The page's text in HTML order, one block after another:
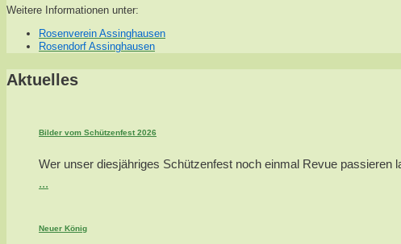
Weitere Informationen unter:
Rosenverein Assinghausen
Rosendorf Assinghausen
Aktuelles
Bilder vom Schützenfest 2026
Wer unser diesjähriges Schützenfest noch einmal Revue
...
Neuer König